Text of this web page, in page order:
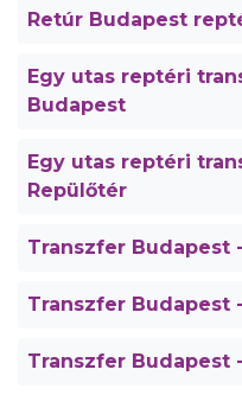
Retúr Budapest
Egy utas reptéri
Budapest
Egy utas reptéri
Repülőtér
Transzfer Budapest
Transzfer Budapest
Transzfer Budapest